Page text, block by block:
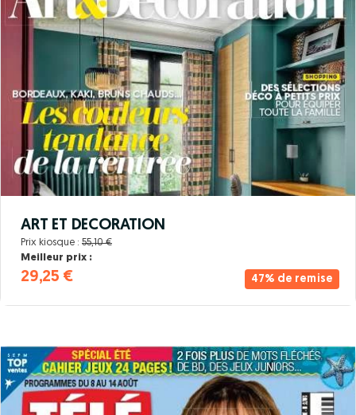
47% de remise
ART ET DECORATION
Prix kiosque : 55,10 €
Meilleur prix :
29,25 €